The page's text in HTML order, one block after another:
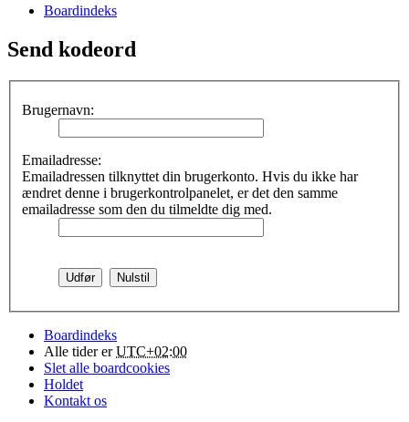
Boardindeks
Send kodeord
Brugernavn:
Emailadresse:
Emailadressen tilknyttet din brugerkonto. Hvis du ikke har
ændret denne i brugerkontrolpanelet, er det den samme
emailadresse som den du tilmeldte dig med.
Boardindeks
Alle tider erUTC+02:00
Slet alle boardcookies
Holdet
Kontakt os